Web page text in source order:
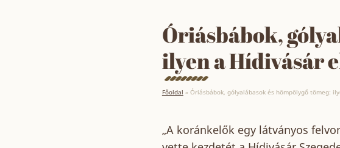
Óriásbábok,
ilyen a Hídivásár
Főoldal » Óriásbábok, gólyalábasok és hömpölygő tömeg:
„A koránkelők egy látványos